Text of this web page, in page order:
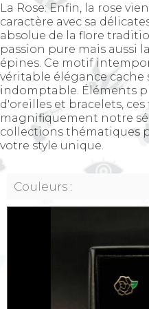
La Rose: Enfin, la rose
caractère avec sa
absolue de la flore
passion pure mais aussi
épines. Ce motif
véritable élégance cache
indomptable. Éléments
d'oreilles et bracelets,
magnifiquement notre
collections thématiques
votre style unique.
Couleurs :